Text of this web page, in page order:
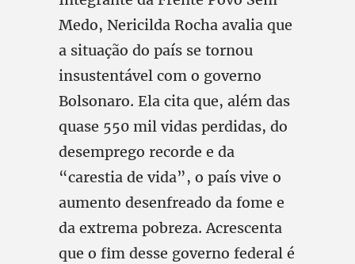
Medo, Nericilda Rocha avalia que
a situação do país se tornou
insustentável com o governo
Bolsonaro. Ela cita que, além das
quase 550 mil vidas perdidas, do
desemprego recorde e da
“carestia de vida”, o país vive o
aumento desenfreado da fome e
da extrema pobreza. Acrescenta
que o fim desse governo federal é